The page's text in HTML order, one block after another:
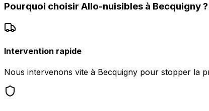
Pourquoi choisir Allo-nuisibles à Becquigny?
Intervention rapide
Nous intervenons vite à Becquigny pour stopper la